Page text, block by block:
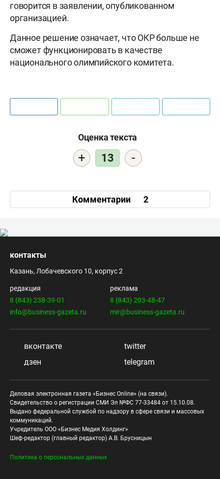
говорится в заявлении, опубликованном
организацией.
Данное решение означает, что ОКР больше не
сможет функционировать в качестве
национального олимпийского комитета.
Оценка текста
+ 13 -
Комментарии 2
контакты
Казань, Лобачевского 10, корпус 2
редакция
8 (843) 238-39-01
info@business-gazeta.ru
реклама
8 (843) 203-48-47
mir@business-gazeta.ru
вконтакте
twitter
дзен
telegram
Деловая электронная газета «Бизнес Online» (на связи).
Свидетельство о регистрации СМИ Эл №ФС 77-33484 от 15.10.08.
Выдано федеральной службой по надзору в сфере связи и массовых
коммуникаций.
Учредитель ООО «Бизнес Медия Холдинг»
Шеф-редактор (главный редактор) А.В. Брусницын
Политика о персональных данных